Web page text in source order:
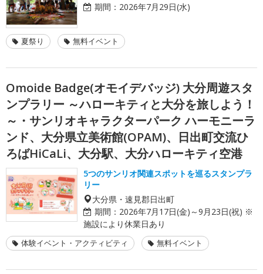
期間： 2026年7月29日(水)
夏祭り 無料イベント
Omoide Badge(オモイデバッジ) 大分周遊スタ
ンプラリー ～ハローキティと大分を旅しよう！
～・サンリオキャラクターパーク ハーモニーラ
ンド、大分県立美術館(OPAM)、日出町交流ひ
ろばHiCaLi、大分駅、大分ハローキティ空港
5つのサンリオ関連スポットを巡るスタンプラ
リー
大分県・速見郡日出町
期間： 2026年7月17日(金)～9月23日(祝) ※
施設により休業日あり
体験イベント・アクティビティ 無料イベント